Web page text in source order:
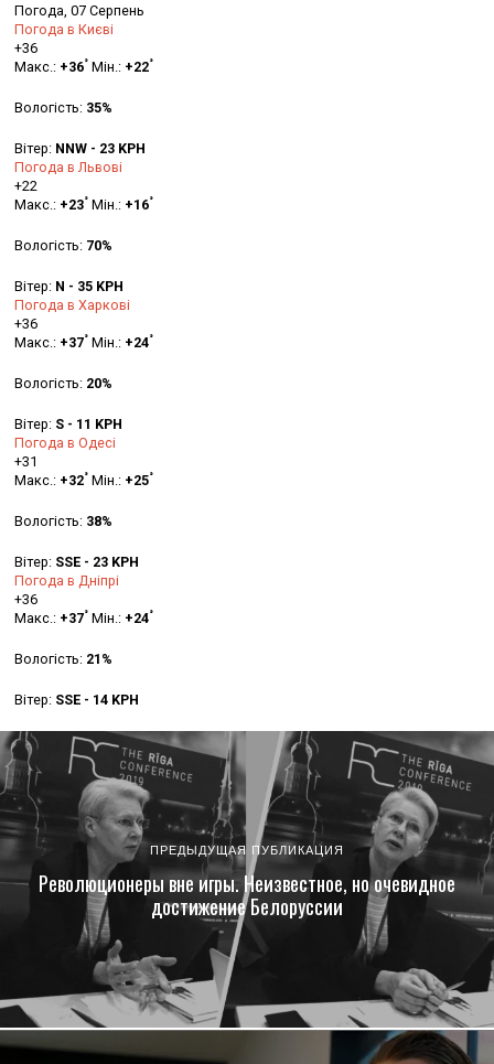
Погода, 07 Серпень
Погода в Києві
+36
Макс.: +36° Мін.: +22°
Вологість: 35%
Вітер: NNW - 23 KPH
Погода в Львові
+22
Макс.: +23° Мін.: +16°
Вологість: 70%
Вітер: N - 35 KPH
Погода в Харкові
+36
Макс.: +37° Мін.: +24°
Вологість: 20%
Вітер: S - 11 KPH
Погода в Одесі
+31
Макс.: +32° Мін.: +25°
Вологість: 38%
Вітер: SSE - 23 KPH
Погода в Дніпрі
+36
Макс.: +37° Мін.: +24°
Вологість: 21%
Вітер: SSE - 14 KPH
ПРЕДЫДУЩАЯ ПУБЛИКАЦИЯ
Революционеры вне игры. Неизвестное, но очевидное
достижение Белоруссии